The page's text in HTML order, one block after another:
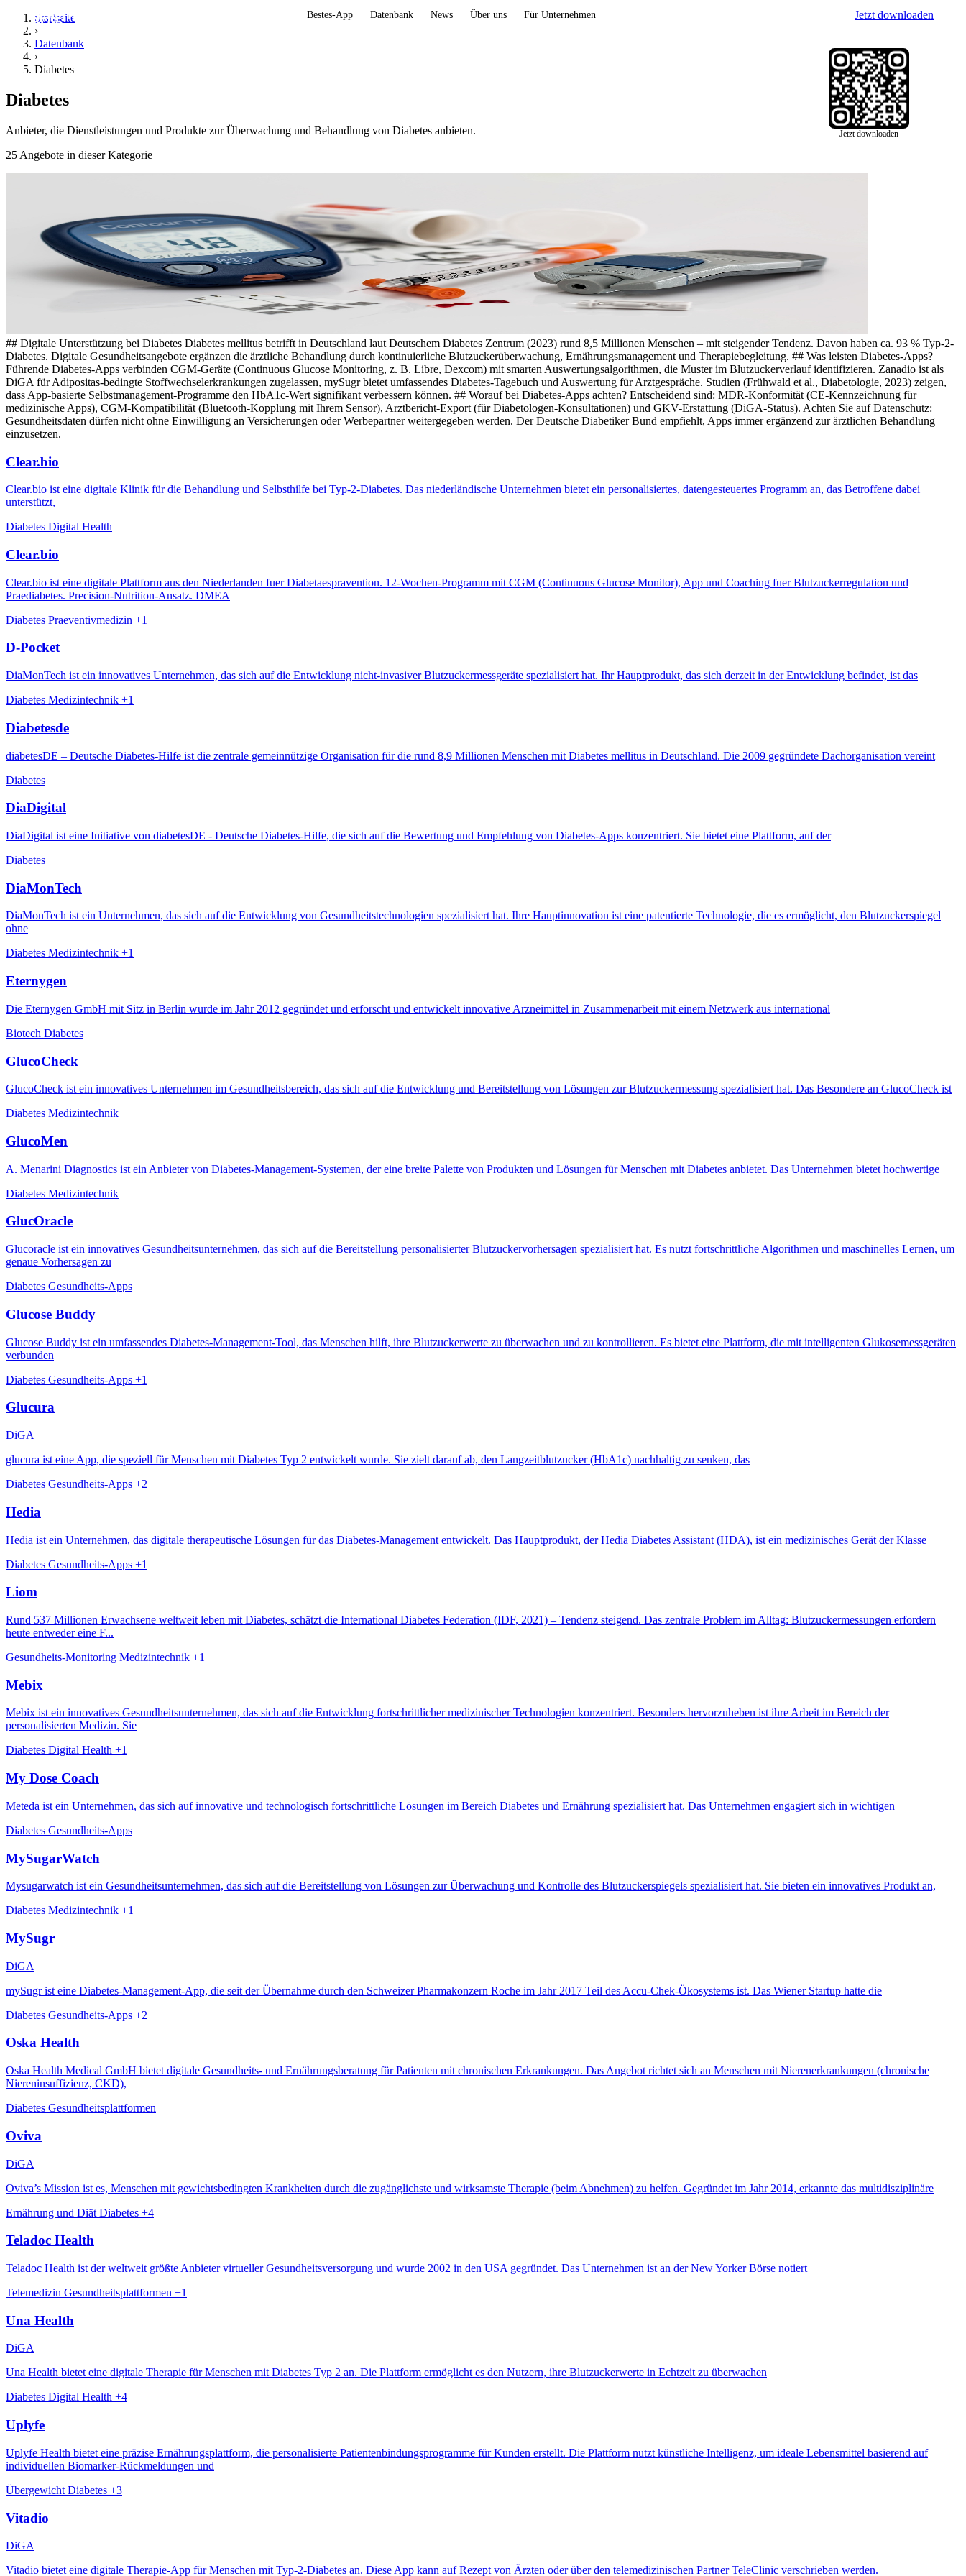
Bestes-App Datenbank News Über uns Für Unternehmen
Jetzt downloaden
Jetzt downloaden
Startseite
›
Datenbank
›
Diabetes
Diabetes
Anbieter, die Dienstleistungen und Produkte zur Überwachung und Behandlung von Diabetes anbieten.
25 Angebote in dieser Kategorie
## Digitale Unterstützung bei Diabetes Diabetes mellitus betrifft in Deutschland laut Deutschem Diabetes Zentrum (2023) rund 8,5 Millionen Menschen – mit steigender Tendenz. Davon haben ca. 93 % Typ-2-
Diabetes. Digitale Gesundheitsangebote ergänzen die ärztliche Behandlung durch kontinuierliche Blutzuckerüberwachung, Ernährungsmanagement und Therapiebegleitung. ## Was leisten Diabetes-Apps?
Führende Diabetes-Apps verbinden CGM-Geräte (Continuous Glucose Monitoring, z. B. Libre, Dexcom) mit smarten Auswertungsalgorithmen, die Muster im Blutzuckerverlauf identifizieren. Zanadio ist als
DiGA für Adipositas-bedingte Stoffwechselerkrankungen zugelassen, mySugr bietet umfassendes Diabetes-Tagebuch und Auswertung für Arztgespräche. Studien (Frühwald et al., Diabetologie, 2023) zeigen,
dass App-basierte Selbstmanagement-Programme den HbA1c-Wert signifikant verbessern können. ## Worauf bei Diabetes-Apps achten? Entscheidend sind: MDR-Konformität (CE-Kennzeichnung für
medizinische Apps), CGM-Kompatibilität (Bluetooth-Kopplung mit Ihrem Sensor), Arztbericht-Export (für Diabetologen-Konsultationen) und GKV-Erstattung (DiGA-Status). Achten Sie auf Datenschutz:
Gesundheitsdaten dürfen nicht ohne Einwilligung an Versicherungen oder Werbepartner weitergegeben werden. Der Deutsche Diabetiker Bund empfiehlt, Apps immer ergänzend zur ärztlichen Behandlung
einzusetzen.
Clear.bio
Clear.bio ist eine digitale Klinik für die Behandlung und Selbsthilfe bei Typ-2-Diabetes. Das niederländische Unternehmen bietet ein personalisiertes, datengesteuertes Programm an, das Betroffene dabei
unterstützt,
Diabetes Digital Health
Clear.bio
Clear.bio ist eine digitale Plattform aus den Niederlanden fuer Diabetaespravention. 12-Wochen-Programm mit CGM (Continuous Glucose Monitor), App und Coaching fuer Blutzuckerregulation und
Praediabetes. Precision-Nutrition-Ansatz. DMEA
Diabetes Praeventivmedizin +1
D-Pocket
DiaMonTech ist ein innovatives Unternehmen, das sich auf die Entwicklung nicht-invasiver Blutzuckermessgeräte spezialisiert hat. Ihr Hauptprodukt, das sich derzeit in der Entwicklung befindet, ist das
Diabetes Medizintechnik +1
Diabetesde
diabetesDE – Deutsche Diabetes-Hilfe ist die zentrale gemeinnützige Organisation für die rund 8,9 Millionen Menschen mit Diabetes mellitus in Deutschland. Die 2009 gegründete Dachorganisation vereint
Diabetes
DiaDigital
DiaDigital ist eine Initiative von diabetesDE - Deutsche Diabetes-Hilfe, die sich auf die Bewertung und Empfehlung von Diabetes-Apps konzentriert. Sie bietet eine Plattform, auf der
Diabetes
DiaMonTech
DiaMonTech ist ein Unternehmen, das sich auf die Entwicklung von Gesundheitstechnologien spezialisiert hat. Ihre Hauptinnovation ist eine patentierte Technologie, die es ermöglicht, den Blutzuckerspiegel
ohne
Diabetes Medizintechnik +1
Eternygen
Die Eternygen GmbH mit Sitz in Berlin wurde im Jahr 2012 gegründet und erforscht und entwickelt innovative Arzneimittel in Zusammenarbeit mit einem Netzwerk aus international
Biotech Diabetes
GlucoCheck
GlucoCheck ist ein innovatives Unternehmen im Gesundheitsbereich, das sich auf die Entwicklung und Bereitstellung von Lösungen zur Blutzuckermessung spezialisiert hat. Das Besondere an GlucoCheck ist
Diabetes Medizintechnik
GlucoMen
A. Menarini Diagnostics ist ein Anbieter von Diabetes-Management-Systemen, der eine breite Palette von Produkten und Lösungen für Menschen mit Diabetes anbietet. Das Unternehmen bietet hochwertige
Diabetes Medizintechnik
GlucOracle
Glucoracle ist ein innovatives Gesundheitsunternehmen, das sich auf die Bereitstellung personalisierter Blutzuckervorhersagen spezialisiert hat. Es nutzt fortschrittliche Algorithmen und maschinelles Lernen, um
genaue Vorhersagen zu
Diabetes Gesundheits-Apps
Glucose Buddy
Glucose Buddy ist ein umfassendes Diabetes-Management-Tool, das Menschen hilft, ihre Blutzuckerwerte zu überwachen und zu kontrollieren. Es bietet eine Plattform, die mit intelligenten Glukosemessgeräten
verbunden
Diabetes Gesundheits-Apps +1
Glucura
DiGA
glucura ist eine App, die speziell für Menschen mit Diabetes Typ 2 entwickelt wurde. Sie zielt darauf ab, den Langzeitblutzucker (HbA1c) nachhaltig zu senken, das
Diabetes Gesundheits-Apps +2
Hedia
Hedia ist ein Unternehmen, das digitale therapeutische Lösungen für das Diabetes-Management entwickelt. Das Hauptprodukt, der Hedia Diabetes Assistant (HDA), ist ein medizinisches Gerät der Klasse
Diabetes Gesundheits-Apps +1
Liom
Rund 537 Millionen Erwachsene weltweit leben mit Diabetes, schätzt die International Diabetes Federation (IDF, 2021) – Tendenz steigend. Das zentrale Problem im Alltag: Blutzuckermessungen erfordern
heute entweder eine F...
Gesundheits-Monitoring Medizintechnik +1
Mebix
Mebix ist ein innovatives Gesundheitsunternehmen, das sich auf die Entwicklung fortschrittlicher medizinischer Technologien konzentriert. Besonders hervorzuheben ist ihre Arbeit im Bereich der
personalisierten Medizin. Sie
Diabetes Digital Health +1
My Dose Coach
Meteda ist ein Unternehmen, das sich auf innovative und technologisch fortschrittliche Lösungen im Bereich Diabetes und Ernährung spezialisiert hat. Das Unternehmen engagiert sich in wichtigen
Diabetes Gesundheits-Apps
MySugarWatch
Mysugarwatch ist ein Gesundheitsunternehmen, das sich auf die Bereitstellung von Lösungen zur Überwachung und Kontrolle des Blutzuckerspiegels spezialisiert hat. Sie bieten ein innovatives Produkt an,
Diabetes Medizintechnik +1
MySugr
DiGA
mySugr ist eine Diabetes-Management-App, die seit der Übernahme durch den Schweizer Pharmakonzern Roche im Jahr 2017 Teil des Accu-Chek-Ökosystems ist. Das Wiener Startup hatte die
Diabetes Gesundheits-Apps +2
Oska Health
Oska Health Medical GmbH bietet digitale Gesundheits- und Ernährungsberatung für Patienten mit chronischen Erkrankungen. Das Angebot richtet sich an Menschen mit Nierenerkrankungen (chronische
Niereninsuffizienz, CKD),
Diabetes Gesundheitsplattformen
Oviva
DiGA
Oviva’s Mission ist es, Menschen mit gewichtsbedingten Krankheiten durch die zugänglichste und wirksamste Therapie (beim Abnehmen) zu helfen. Gegründet im Jahr 2014, erkannte das multidisziplinäre
Ernährung und Diät Diabetes +4
Teladoc Health
Teladoc Health ist der weltweit größte Anbieter virtueller Gesundheitsversorgung und wurde 2002 in den USA gegründet. Das Unternehmen ist an der New Yorker Börse notiert
Telemedizin Gesundheitsplattformen +1
Una Health
DiGA
Una Health bietet eine digitale Therapie für Menschen mit Diabetes Typ 2 an. Die Plattform ermöglicht es den Nutzern, ihre Blutzuckerwerte in Echtzeit zu überwachen
Diabetes Digital Health +4
Uplyfe
Uplyfe Health bietet eine präzise Ernährungsplattform, die personalisierte Patientenbindungsprogramme für Kunden erstellt. Die Plattform nutzt künstliche Intelligenz, um ideale Lebensmittel basierend auf
individuellen Biomarker-Rückmeldungen und
Übergewicht Diabetes +3
Vitadio
DiGA
Vitadio bietet eine digitale Therapie-App für Menschen mit Typ-2-Diabetes an. Diese App kann auf Rezept von Ärzten oder über den telemedizinischen Partner TeleClinic verschrieben werden.